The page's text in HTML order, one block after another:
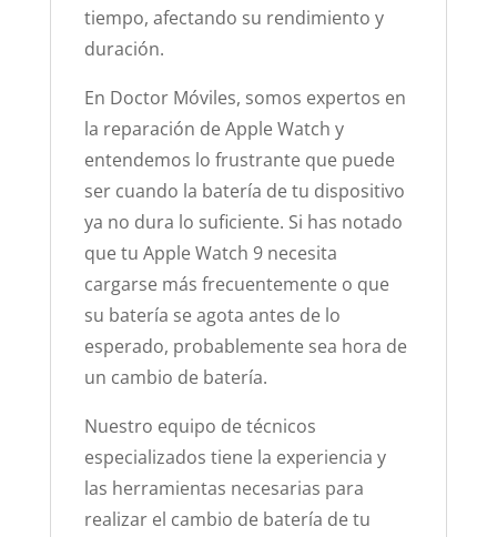
tiempo, afectando su rendimiento y
duración.
En Doctor Móviles, somos expertos en
la reparación de Apple Watch y
entendemos lo frustrante que puede
ser cuando la batería de tu dispositivo
ya no dura lo suficiente. Si has notado
que tu Apple Watch 9 necesita
cargarse más frecuentemente o que
su batería se agota antes de lo
esperado, probablemente sea hora de
un cambio de batería.
Nuestro equipo de técnicos
especializados tiene la experiencia y
las herramientas necesarias para
realizar el cambio de batería de tu